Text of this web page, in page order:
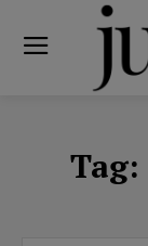
Tag: